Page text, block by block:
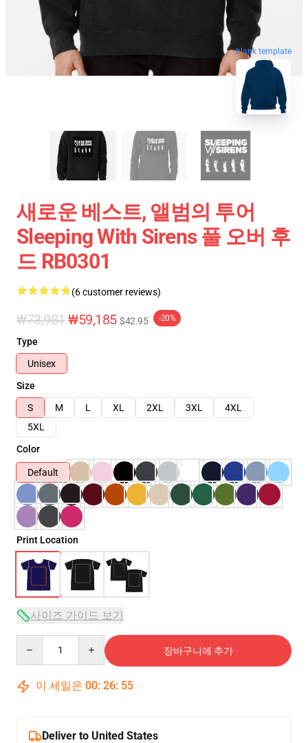
blank template
새로운 베스트, 앨범의 투어
Sleeping With Sirens 풀 오버 후
드 RB0301
(6 customer reviews)
₩73,981 ₩59,185 $42.95 -20%
Type
Unisex
Size
S
M L XL 2XL 3XL
4XL
5XL
Color
Default
Print Location
사이즈 가이드 보기
장바구니에 추가
이 세일은 00: 26: 54
Deliver to United States